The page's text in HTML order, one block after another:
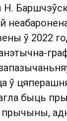
ў 2022
ў
быць
прычыны,